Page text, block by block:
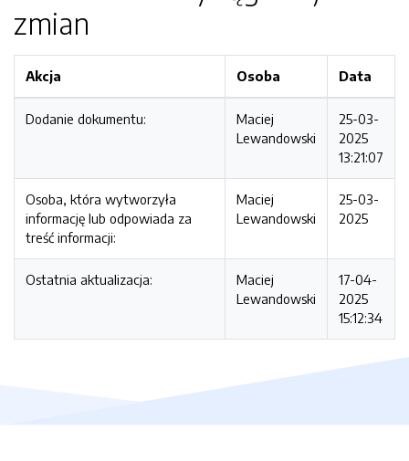
zmian
Akcja Osoba Data
Dodanie dokumentu:
Maciej
Lewandowski
25-03-
2025
13:21:07
Osoba, która wytworzyła
informację lub odpowiada za
treść informacji:
Maciej
Lewandowski
25-03-
2025
Ostatnia aktualizacja:
Maciej
Lewandowski
17-04-
2025
15:12:34